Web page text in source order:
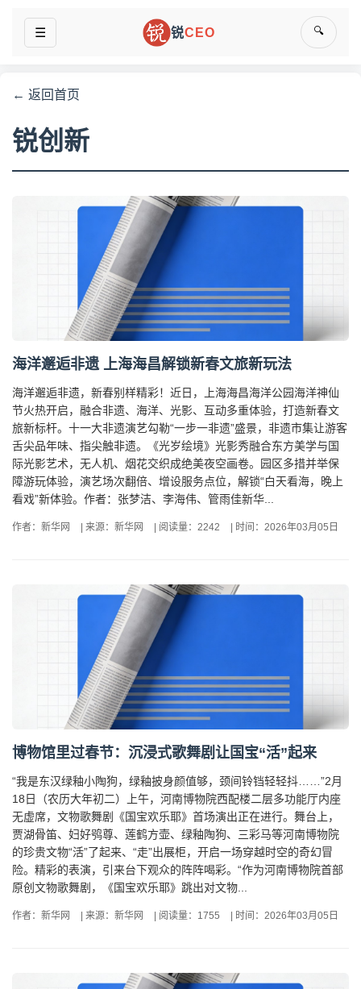
☰ 锐CEO 🔍
← 返回首页
锐创新
海洋邂逅非遗 上海海昌解锁新春文旅新玩法
海洋邂逅非遗，新春别样精彩！近日，上海海昌海洋公园海洋神仙
节火热开启，融合非遗、海洋、光影、互动多重体验，打造新春文
旅新标杆。十一大非遗演艺勾勒“一步一非遗”盛景，非遗市集让游客
舌尖品年味、指尖触非遗。《光岁绘境》光影秀融合东方美学与国
际光影艺术，无人机、烟花交织成绝美夜空画卷。园区多措并举保
障游玩体验，演艺场次翻倍、增设服务点位，解锁“白天看海，晚上
看戏”新体验。作者：张梦洁、李海伟、管雨佳新华...
作者：新华网 来源：新华网 阅读量：2242 时间：2026年03月05日
博物馆里过春节：沉浸式歌舞剧让国宝“活”起来
“我是东汉绿釉小陶狗，绿釉披身颜值够，颈间铃铛轻轻抖……”2月
18日（农历大年初二）上午，河南博物院西配楼二层多功能厅内座
无虚席，文物歌舞剧《国宝欢乐耶》首场演出正在进行。舞台上，
贾湖骨笛、妇好鸮尊、莲鹤方壶、绿釉陶狗、三彩马等河南博物院
的珍贵文物“活”了起来、“走”出展柜，开启一场穿越时空的奇幻冒
险。精彩的表演，引来台下观众的阵阵喝彩。“作为河南博物院首部
原创文物歌舞剧，《国宝欢乐耶》跳出对文物...
作者：新华网 来源：新华网 阅读量：1755 时间：2026年03月05日